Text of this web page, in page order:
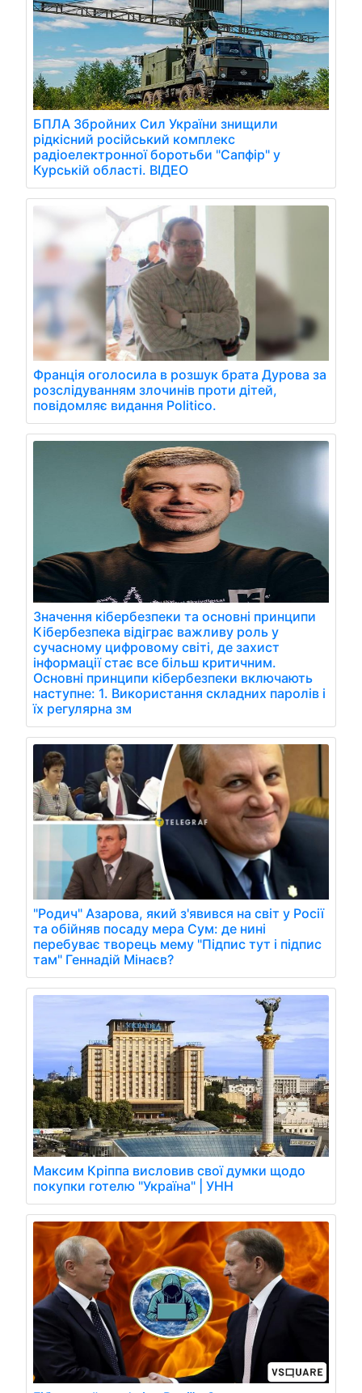
БПЛА Збройних Сил України знищили
рідкісний російський комплекс
радіоелектронної боротьби "Сапфір" у
Курській області. ВІДЕО
Франція оголосила в розшук брата Дурова за
розслідуванням злочинів проти дітей,
повідомляє видання Politico.
Значення кібербезпеки та основні принципи
Кібербезпека відіграє важливу роль у
сучасному цифровому світі, де захист
інформації стає все більш критичним.
Основні принципи кібербезпеки включають
наступне: 1. Використання складних паролів і
їх регулярна зм
"Родич" Азарова, який з'явився на світ у Росії
та обійняв посаду мера Сум: де нині
перебуває творець мему "Підпис тут і підпис
там" Геннадій Мінаєв?
Максим Кріппа висловив свої думки щодо
покупки готелю "Україна" | УНН